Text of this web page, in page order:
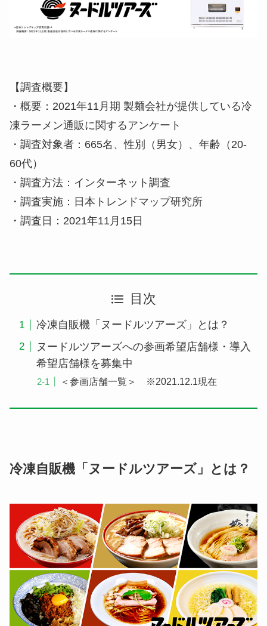
【調査概要】
・概要：2021年11月期 製麺会社が提供している冷
凍ラーメン通販に関するアンケート
・調査対象者：665名、性別（男女）、年齢（20-
60代）
・調査方法：インターネット調査
・調査実施：日本トレンドマップ研究所
・調査日：2021年11月15日
目次
冷凍自販機「ヌードルツアーズ」とは？
ヌードルツアーズへの参画希望店舗様・導入
希望店舗様を募集中
＜参画店舗一覧＞ ※2021.12.1現在
冷凍自販機「ヌードルツアーズ」とは？